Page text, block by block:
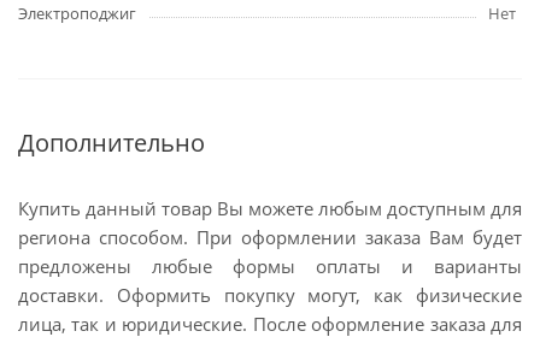
Электроподжиг
Нет
Дополнительно
Купить данный товар Вы можете любым доступным для
региона способом. При оформлении заказа Вам будет
предложены любые формы оплаты и варианты
доставки. Оформить покупку могут, как физические
лица, так и юридические. После оформление заказа для